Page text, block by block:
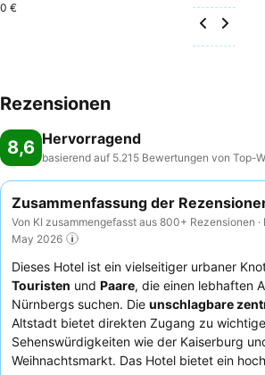
0 €
Rezensionen
8,6 Hervorragend
basierend auf 5.215 Bewertungen von Top-
Zusammenfassung der
Von KI zusammengefasst aus 800+ Rezensionen
May 2026
Dieses Hotel ist ein vielseitiger urbaner
Touristen und Paare, die einen lebhaften
Nürnbergs suchen. Die unschlagbare
Altstadt bietet direkten Zugang zu
Sehenswürdigkeiten wie der Kaiserburg
Weihnachtsmarkt. Das Hotel bietet ein